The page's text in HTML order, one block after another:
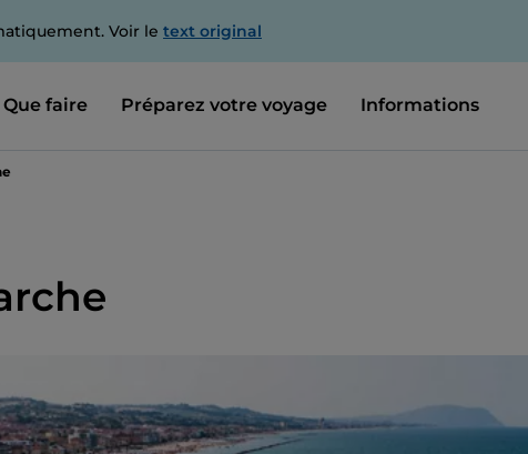
Voir le text original
Que faire Préparez votre voyage Informations